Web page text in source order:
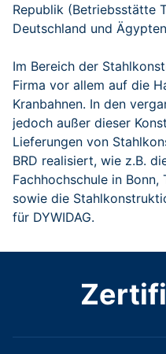
Republik (Betriebsstätte
Deutschland und
Im Bereich der
Firma vor allem auf die
Kranbahnen. In den
jedoch außer dieser
Lieferungen von
BRD realisiert, wie z.B.
Fachhochschule in Bonn,
sowie die
für DYWIDAG.